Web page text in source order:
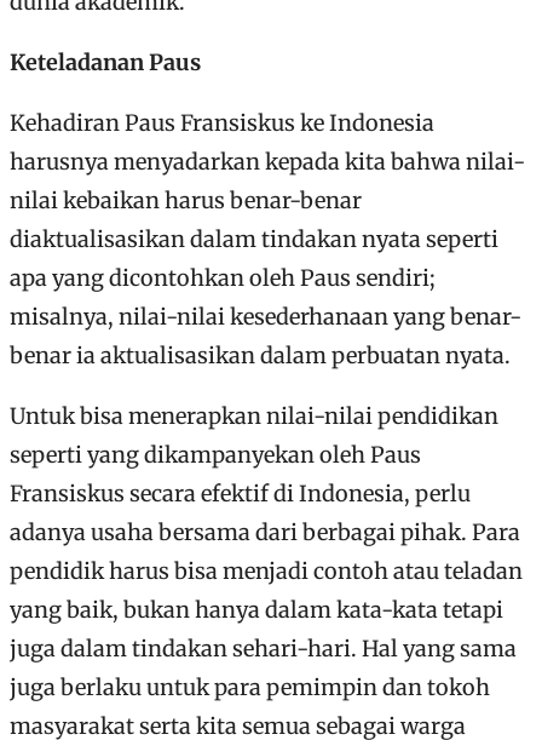
Keteladanan Paus
Kehadiran Paus Fransiskus ke Indonesia
harusnya menyadarkan kepada kita bahwa nilai-
nilai kebaikan harus benar-benar
diaktualisasikan dalam tindakan nyata seperti
apa yang dicontohkan oleh Paus sendiri;
misalnya, nilai-nilai kesederhanaan yang benar-
benar ia aktualisasikan dalam perbuatan nyata.
Untuk bisa menerapkan nilai-nilai pendidikan
seperti yang dikampanyekan oleh Paus
Fransiskus secara efektif di Indonesia, perlu
adanya usaha bersama dari berbagai pihak. Para
pendidik harus bisa menjadi contoh atau teladan
yang baik, bukan hanya dalam kata-kata tetapi
juga dalam tindakan sehari-hari. Hal yang sama
juga berlaku untuk para pemimpin dan tokoh
masyarakat serta kita semua sebagai warga